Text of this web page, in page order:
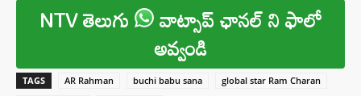
NTV తెలుగు వాట్సాప్ ఛానల్ ని ఫాలో
అవ్వండి
TAGS AR Rahman buchi babu sana
global star Ram Charan